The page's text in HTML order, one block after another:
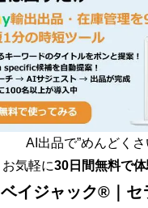
AI出品で”めんどく
お気軽に30日間無料で
ベイジャック®｜セ